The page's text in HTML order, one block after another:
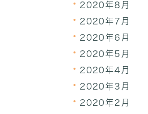
2020年8月
2020年7月
2020年6月
2020年5月
2020年4月
2020年3月
2020年2月